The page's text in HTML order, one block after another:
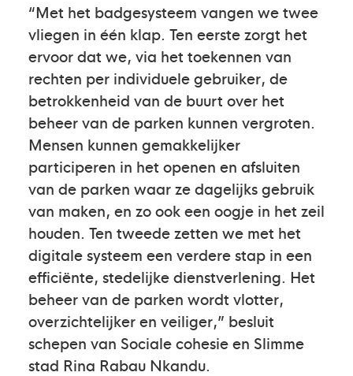
“Met het badgesysteem vangen we twee
vliegen in één klap. Ten eerste zorgt het
ervoor dat we, via het toekennen van
rechten per individuele gebruiker, de
betrokkenheid van de buurt over het
beheer van de parken kunnen vergroten.
Mensen kunnen gemakkelijker
participeren in het openen en afsluiten
van de parken waar ze dagelijks gebruik
van maken, en zo ook een oogje in het zeil
houden. Ten tweede zetten we met het
digitale systeem een verdere stap in een
efficiënte, stedelijke dienstverlening. Het
beheer van de parken wordt vlotter,
overzichtelijker en veiliger,” besluit
schepen van Sociale cohesie en Slimme
stad Rina Rabau Nkandu.